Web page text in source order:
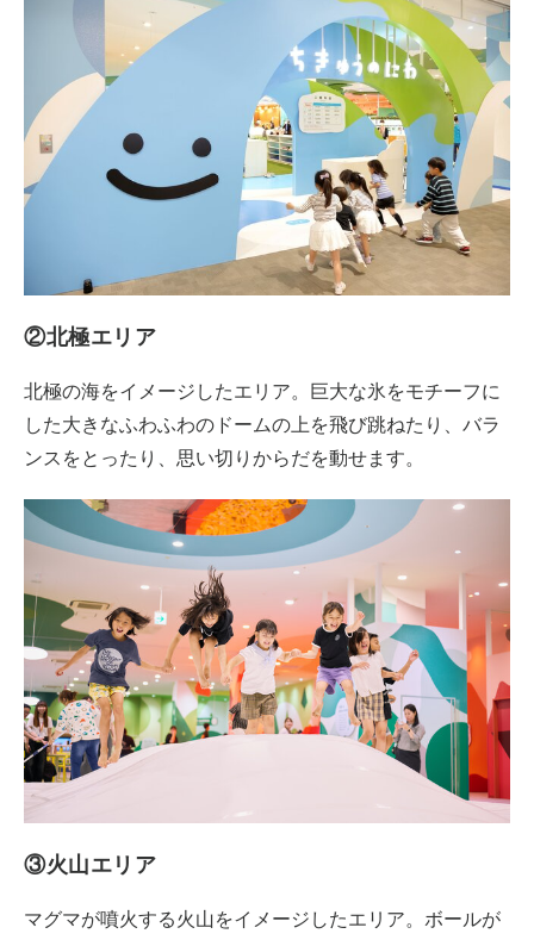
②北極エリア
北極の海をイメージしたエリア。巨大な氷をモチーフに
した大きなふわふわのドームの上を飛び跳ねたり、バラ
ンスをとったり、思い切りからだを動せます。
③火山エリア
マグマが噴火する火山をイメージしたエリア。ボールが